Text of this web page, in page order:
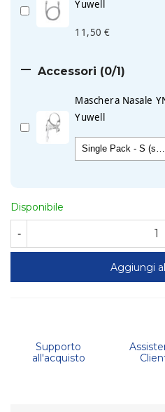
Yuwell
11,50 €
 Accessori (0/1)
Maschera Nasale
Yuwell
Disponibile
-
Aggiungi
Supporto
all'acquisto